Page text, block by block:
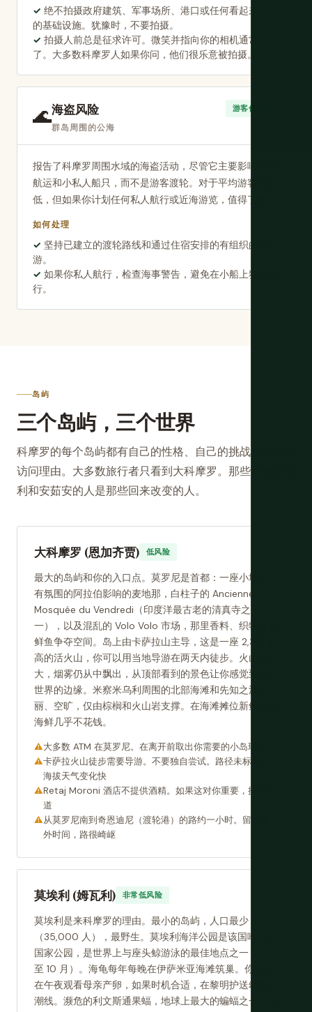
绝不拍摄政府建筑、军事场所、港口或任何看起来官方
的基础设施。犹豫时，不要拍摄。
拍摄人前总是征求许可。微笑并指向你的相机通常就够
了。大多数科摩罗人如果你问，他们很乐意被拍摄。
🌊海盗风险
群岛周围的公海
游客低风险
报告了科摩罗周围水域的海盗活动，尽管它主要影响商业
航运和小私人船只，而不是游客渡轮。对于平均游客风险
低，但如果你计划任何私人航行或近海游览，值得了解。
如何处理
坚持已建立的渡轮路线和通过住宿安排的有组织的船
游。
如果你私人航行，检查海事警告，避免在小船上独自旅
行。
岛屿
三个岛屿，三个世界
科摩罗的每个岛屿都有自己的性格、自己的挑战和自己的
访问理由。大多数旅行者只看到大科摩罗。那些到达莫埃
利和安茹安的人是那些回来改变的人。
大科摩罗 (恩加齐贾) 低风险
最大的岛屿和你的入口点。莫罗尼是首都：一座小城市，
有氛围的阿拉伯影响的麦地那，白柱子的 Ancienne
Mosquée du Vendredi（印度洋最古老的清真寺之
一），以及混乱的 Volo Volo 市场，那里香料、织物和新
鲜鱼争夺空间。岛上由卡萨拉山主导，这是一座 2,361 米
高的活火山，你可以用当地导游在两天内徒步。火山口巨
大，烟雾仍从中飘出，从顶部看到的景色让你感觉到达了
世界的边缘。米察米乌利周围的北部海滩和先知之洞美
丽、空旷，仅由棕榈和火山岩支撑。在海滩摊位新鲜烤的
海鲜几乎不花钱。
大多数 ATM 在莫罗尼。在离开前取出你需要的小岛现金
卡萨拉火山徒步需要导游。不要独自尝试。路径未标记，
海拔天气变化快
Retaj Moroni 酒店不提供酒精。如果这对你重要，提前知
道
从莫罗尼南到奇恩迪尼（渡轮港）的路约一小时。留出额
外时间，路很崎岖
莫埃利 (姆瓦利) 非常低风险
莫埃利是来科摩罗的理由。最小的岛屿，人口最少
（35,000 人），最野生。莫埃利海洋公园是该国唯一的
国家公园，是世界上与座头鲸游泳的最佳地点之一（7 月
至 10 月）。海龟每年每晚在伊萨米亚海滩筑巢。你可以
在午夜观看母亲产卵，如果时机合适，在黎明护送幼龟到
潮线。濒危的利文斯通果蝠，地球上最大的蝙蝠之一，生